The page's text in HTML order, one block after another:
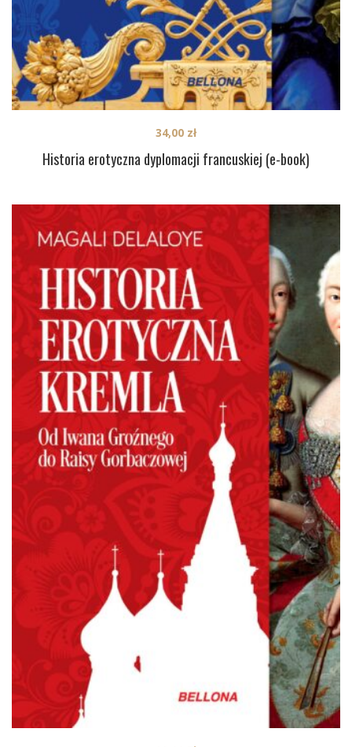
Historia erotyczna dyplomacji francuskiej (e-book)
34,00 zł